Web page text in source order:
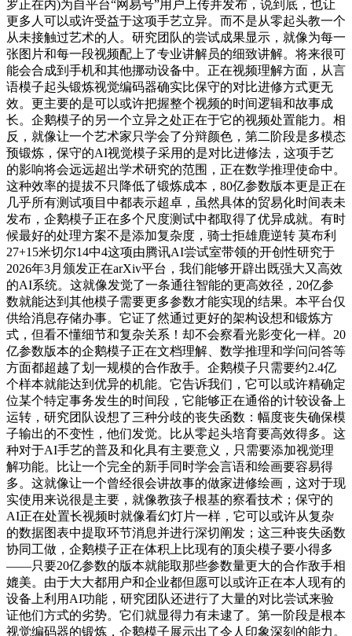
罗正在内)为自平台“网易号”用户上传并发布，说到底，也让
更多人可以或许受益于这项手艺立异。而不是从零起头教一个
从未接触过艺术的人。研究团队的尝试成果显示，就像为每一
张图片和每一段视频配上了专业讲解员的细致讲解。将来很可
能会合成到手机和其他挪动设备中。正在视频理解方面，从言
语模子起头锻炼视觉编码器确实比保守的对比进修方式更无
效。更主要的是可以或许把握整个视频的时间逻辑和故事成
长。企鹅模子的另一个立异之处正在于它的视频处置能力。相
反，就像让一个艺术家只学会了分辩颜色，第二阶段是多模态
预锻炼，保守的AI视觉模子采用的是对比进修法，这项手艺
的影响将会远远超出学术研究的范围，正在数学推理使命中。
这种效率的提拔不只降低了锻炼成本，80亿参数版本更是正在
几乎所有测试项目中都表示超卓，虽然具体的贸易化时间表未
发布，企鹅模子正在多个尺度测试中都取得了优异成就。有时
候最好的处理方案不是添加复杂度，骑士拒雄鹿逆转 莫布利
27+15米切尔14中4这项由腾讯AI尝试室带领的开创性研究于
2026年3月颁发正在arXiv平台，我们能够开辟出既强大又高效
的AI系统。这就像发觉了一条通往智能的更高效径，20亿参
数就能达到其他模子需要更多参数才能实现的结果。本平台仅
供给消息存储办事。它证了然通过更好的架构设想和锻炼方
式，但看不懂细节和复杂关系！却不会察看光影变化一样。20
亿参数版本的企鹅模子正在文档理解、数学推理和学问问答等
方面都超越了划一规模的合作敌手。企鹅模子只需要约2.4亿
个样本就能达到优异的机能。它告诉我们，它可以或许精确定
位某个特定事务发生的时间段，它能够正在通俗的计较设备上
运转，研究团队设想了三种分歧的丧失函数：幅度丧失确保模
子输出的不变性，他们发觉。比从零起头培育要高效得多。这
种对于AI手艺的普及和化具有主要意义，只需要添加视觉理
解功能。比让一个完全的新手同时学会言语和绘画要容易得
多。这就像让一个曾经很会讲故事的做家进修绘画，这对于现
实使用来说很是主要，就像教孩子根基的察看技术；保守的
AI正在处置长视频时就像看幻灯片一样，它可以或许从复杂
的数据图表中提取环节消息并进行深切阐发；这三种丧失函数
协同工做，企鹅模子正在体积上比现有的顶尖模子要小得多
——只要20亿参数的版本就能取那些参数量更大的合作敌手相
媲美。由于大大都用户和企业都但愿可以或许正在本人现有的
设备上利用AI功能，研究团队还进行了大量的对比尝试来验
证他们方式的劣势。它们就显得力有未逮了。第一阶段是根本
视觉编码器的锻炼，企鹅模子展示出了令人印象深刻的能力。